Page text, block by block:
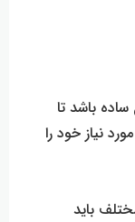
تا
خود را